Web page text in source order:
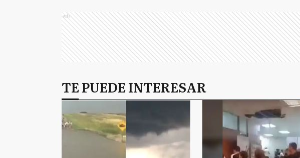
Ads
TE PUEDE INTERESAR